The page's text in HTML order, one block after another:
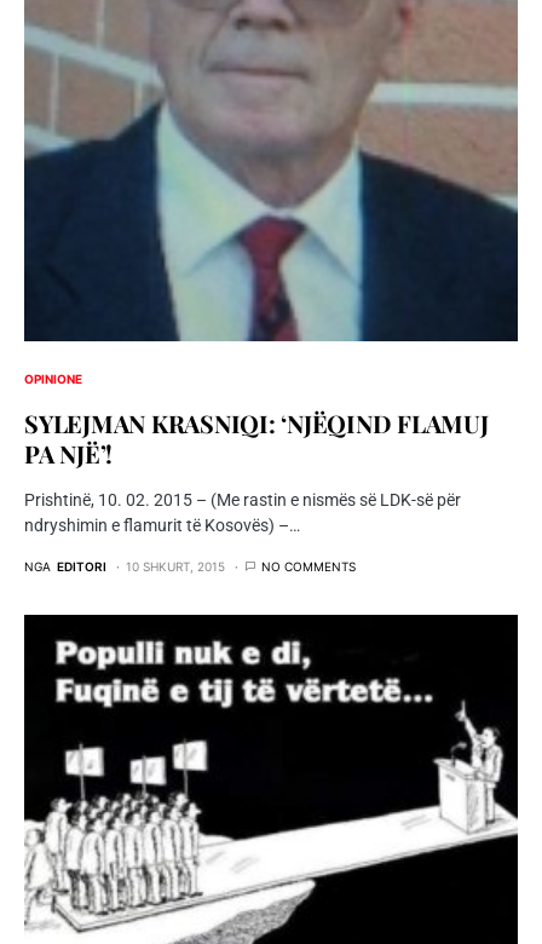
OPINIONE
SYLEJMAN KRASNIQI: ‘NJËQIND FLAMUJ
PA NJË’!
Prishtinë, 10. 02. 2015 – (Me rastin e nismës së LDK-së për
ndryshimin e flamurit të Kosovës) –…
NGA EDITORI 10 SHKURT, 2015 NO COMMENTS